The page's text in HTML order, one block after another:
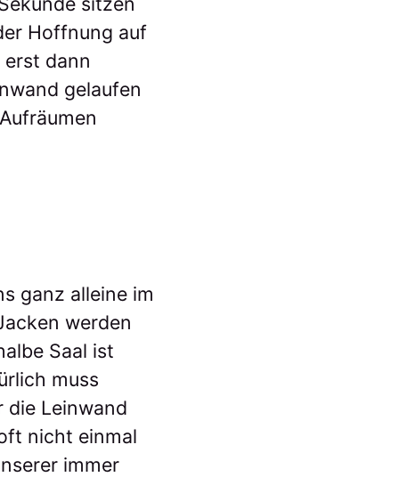
Hoffnung auf
dann
gelaufen
ganz alleine im
werden
Saal ist
muss
die Leinwand
nicht einmal
immer